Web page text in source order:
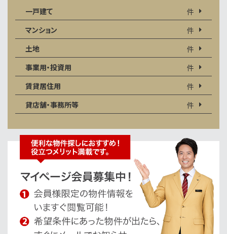
一戸建て
件
マンション
件
土地
件
事業用・投資用
件
賃貸居住用
件
貸店舗・事務所等
件